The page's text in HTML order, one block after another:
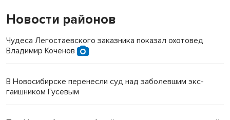
Новости районов
Чудеса Легостаевского заказника показал охотовед
Владимир Коченов
В Новосибирске перенесли суд над заболевшим экс-
гаишником Гусевым